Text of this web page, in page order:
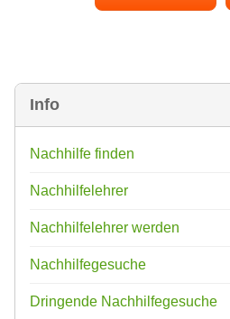
Info
Nachhilfe finden
Nachhilfelehrer
Nachhilfelehrer werden
Nachhilfegesuche
Dringende Nachhilfegesuche